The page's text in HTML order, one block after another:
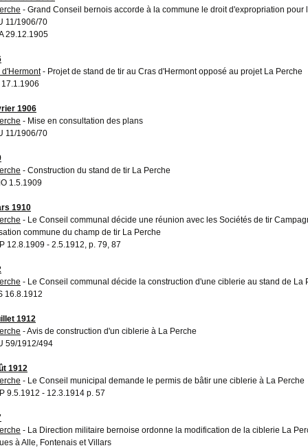
- Grand Conseil bernois accorde à la commune le droit d'expropriation pour
11/1906/70
29.12.1905
d'Hermont- Projet de stand de tir au Cras d'Hermont opposé au projet La Perche
17.1.1906
1906
- Mise en consultation des plans
11/1906/70
- Construction du stand de tir La Perche
1.5.1909
1910
- Le Conseil communal décide une réunion avec les Sociétés de tir
commune du champ de tir La Perche
12.8.1909 - 2.5.1912, p. 79, 87
- Le Conseil communal décide la construction d'une ciblerie au stand de La
16.8.1912
1912
- Avis de construction d'un ciblerie à La Perche
59/1912/494
1912
- Le Conseil municipal demande le permis de bâtir une ciblerie à La Perche
9.5.1912 - 12.3.1914 p. 57
- La Direction militaire bernoise ordonne la modification de la ciblerie La
à Alle, Fontenais et Villars